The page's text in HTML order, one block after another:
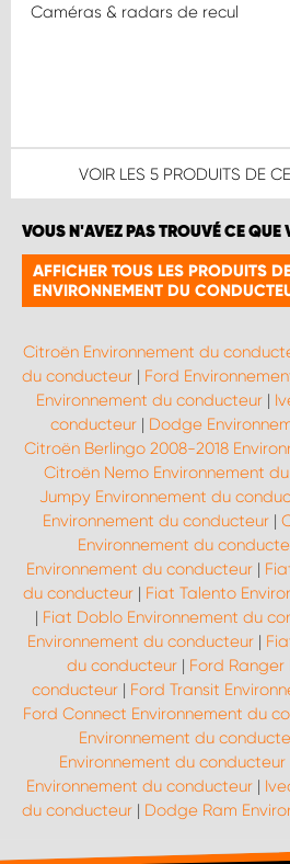
Caméras & radars de recul
VOIR LES 5 PRODUITS DE
VOUS N'AVEZ PAS TROUVÉ CE QUE
AFFICHER TOUS LES PRODUITS
ENVIRONNEMENT DU
Citroën Environnement du
du conducteur | Ford
Environnement du conducteur|
conducteur| Dodge
Citroën Berlingo 2008-2018
Citroën Nemo Environnement
Jumpy Environnement du
Environnement du conducteur|
Environnement du
Environnement du conducteur |
du conducteur | Fiat Talento
| Fiat Doblo Environnement du
Environnement du conducteur|
du conducteur| Ford Ranger
conducteur | Ford Transit
Ford Connect Environnement du
Environnement du
Environnement du conducteur
Environnement du conducteur |
du conducteur | Dodge Ram